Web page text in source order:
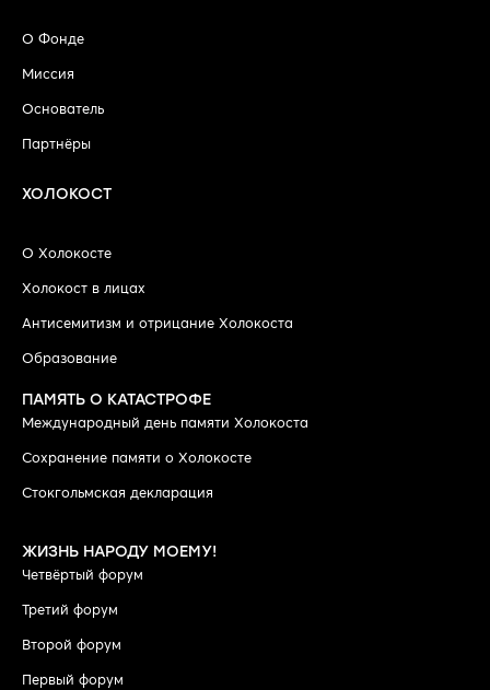
О Фонде
Миссия
Основатель
Партнёры
ХОЛОКОСТ
О Холокосте
Холокост в лицах
Антисемитизм и отрицание Холокоста
Образование
ПАМЯТЬ О КАТАСТРОФЕ
Международный день памяти Холокоста
Сохранение памяти о Холокосте
Стокгольмская декларация
ЖИЗНЬ НАРОДУ МОЕМУ!
Четвёртый форум
Третий форум
Второй форум
Первый форум